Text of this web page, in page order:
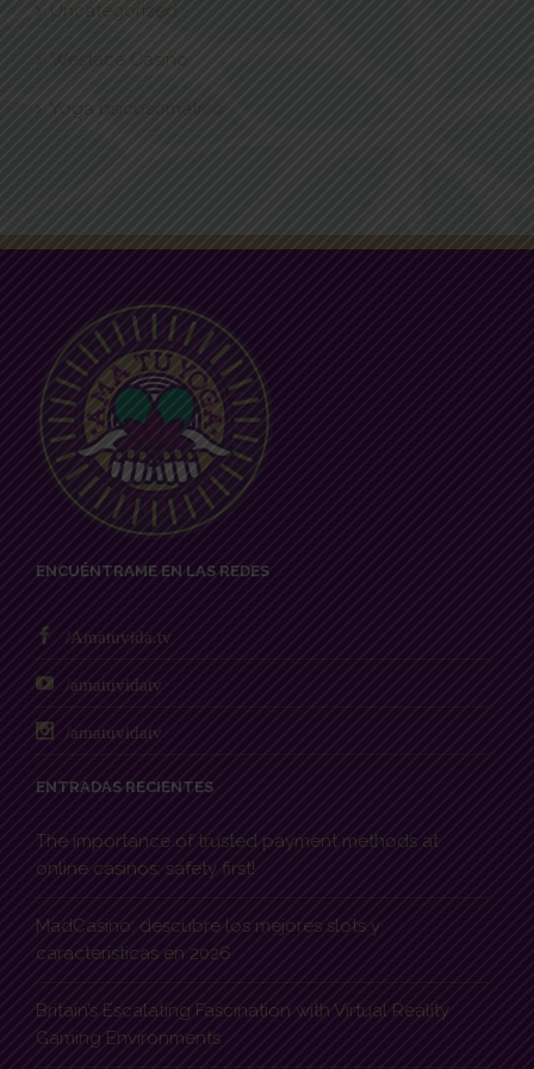
Uncategorized
Westace Casino
Yoga psicosomático
ENCUÉNTRAME EN LAS REDES
/Amatuvida.tv
/amatuvidatv
/amatuvidatv
ENTRADAS RECIENTES
The importance of trusted payment methods at
online casinos: safety first!
MadCasino: descubre los mejores slots y
características en 2026
Britain’s Escalating Fascination with Virtual Reality
Gaming Environments